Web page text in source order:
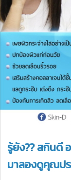
รู้ยัง?? สกินดี
มาลองดูคุณปร